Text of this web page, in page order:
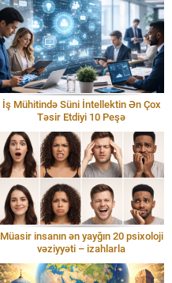
İş Mühitində Süni İntellektin Ən Çox
Təsir Etdiyi 10 Peşə
Müasir insanın ən yayğın 20 psixoloji
vəziyyəti – izahlarla